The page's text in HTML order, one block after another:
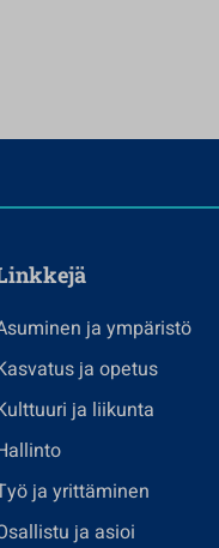
ja ympäristö
ja opetus
ja liikunta
ja yrittäminen
ja asioi